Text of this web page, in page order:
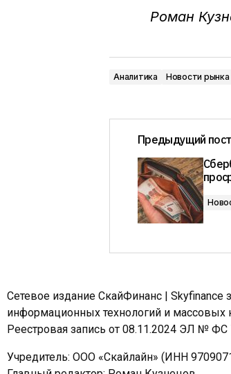
Роман
Аналитика Новости рынка
Предыдущий пост
Сетевое издание СкайФинанс | Skyfinance
информационных технологий и массовых
Реестровая запись от 08.11.2024 ЭЛ № ФС
Учредитель: ООО «Скайлайн» (ИНН